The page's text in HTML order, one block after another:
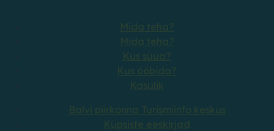
Mida teha?
Mida teha?
Kus ööbida?
Kasulik
Balvi piirkonna Turismiinfo keskus
Küpsiste eeskirjad